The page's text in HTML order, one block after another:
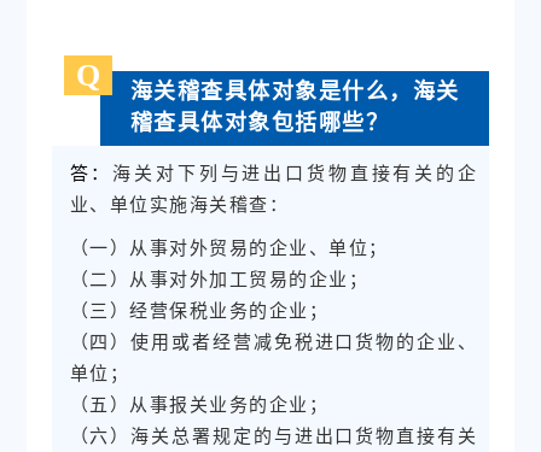
Q
海关稽查具体对象是什么，海关
稽查具体对象包括哪些？
答： 海关对下列与进出口货物直接有关的企
业、单位实施海关稽查：
（一）从事对外贸易的企业、单位；
（二）从事对外加工贸易的企业；
（三）经营保税业务的企业；
（四）使用或者经营减免税进口货物的企业、
单位；
（五）从事报关业务的企业；
（六）海关总署规定的与进出口货物直接有关